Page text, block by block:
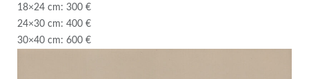
18×24 cm: 300 €
24×30 cm: 400 €
30×40 cm: 600 €